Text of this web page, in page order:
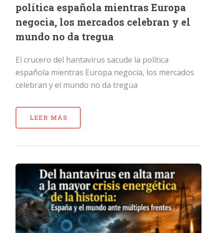
política española mientras Europa
negocia, los mercados celebran y el
mundo no da tregua
El crucero del hantavirus sacude la política
española mientras Europa negocia, los mercados
celebran y el mundo no da tregua
LEER MÁS